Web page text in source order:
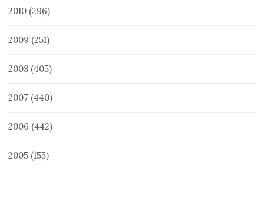
2010 (296)
2009 (251)
2008 (405)
2007 (440)
2006 (442)
2005 (155)